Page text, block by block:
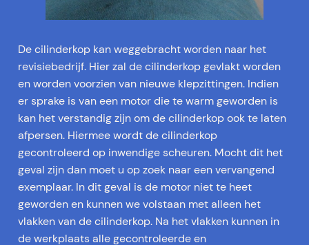
De cilinderkop kan weggebracht worden naar het
revisiebedrijf. Hier zal de cilinderkop gevlakt worden
en worden voorzien van nieuwe klepzittingen. Indien
er sprake is van een motor die te warm geworden is
kan het verstandig zijn om de cilinderkop ook te laten
afpersen. Hiermee wordt de cilinderkop
gecontroleerd op inwendige scheuren. Mocht dit het
geval zijn dan moet u op zoek naar een vervangend
exemplaar. In dit geval is de motor niet te heet
geworden en kunnen we volstaan met alleen het
vlakken van de cilinderkop. Na het vlakken kunnen in
de werkplaats alle gecontroleerde en